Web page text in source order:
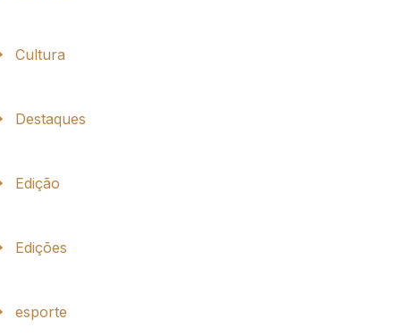
Cultura
Destaques
Edição
Edições
esporte